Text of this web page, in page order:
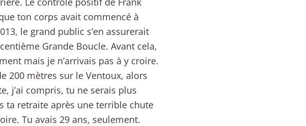
ton corps avait commencé à
le grand public s’en assurerait
Grande Boucle. Avant cela,
mais je n’arrivais pas à y croire.
200 mètres sur le Ventoux, alors
j’ai compris, tu ne serais plus
ta retraite après une terrible chute
Tu avais 29 ans, seulement.